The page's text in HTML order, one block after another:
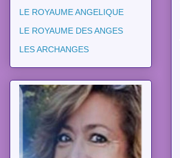
LE ROYAUME ANGELIQUE
LE ROYAUME DES ANGES
LES ARCHANGES